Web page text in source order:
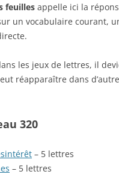
feuilles appelle ici la
un vocabulaire courant,
les jeux de lettres, il
réapparaître dans
320
– 5 lettres
– 5 lettres